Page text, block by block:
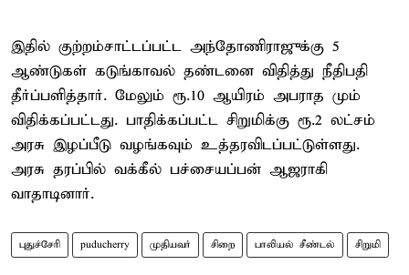
இதில் குற்றம்சாட்டப்பட்ட அந்தோணிராஜுக்கு 5
ஆண்டுகள் கடுங்காவல் தண்டனை விதித்து நீதிபதி
தீர்ப்பளித்தார். மேலும் ரூ.10 ஆயிரம் அபராத மும்
விதிக்கப்பட்டது. பாதிக்கப்பட்ட சிறுமிக்கு ரூ.2 லட்சம்
அரசு இழப்பீடு வழங்கவும் உத்தரவிடப்பட்டுள்ளது.
அரசு தரப்பில் வக்கீல் பச்சையப்பன் ஆஜராகி
வாதாடினார்.
புதுச்சேரி puducherry முதியவர் சிறை பாலியல் சீண்டல் சிறுமி